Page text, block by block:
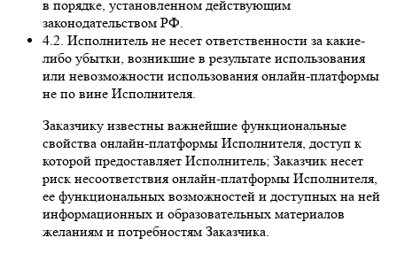
в порядке, установленном действующим
законодательством РФ.
4.2. Исполнитель не несет ответственности за какие-
либо убытки, возникшие в результате использования
или невозможности использования онлайн-платформы
не по вине Исполнителя.
Заказчику известны важнейшие функциональные
свойства онлайн-платформы Исполнителя, доступ к
которой предоставляет Исполнитель; Заказчик несет
риск несоответствия онлайн-платформы Исполнителя,
ее функциональных возможностей и доступных на ней
информационных и образовательных материалов
желаниям и потребностям Заказчика.